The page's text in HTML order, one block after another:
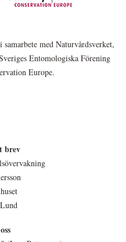
med Naturvårdsverket,
Entomologiska Förening
Europe.
brev